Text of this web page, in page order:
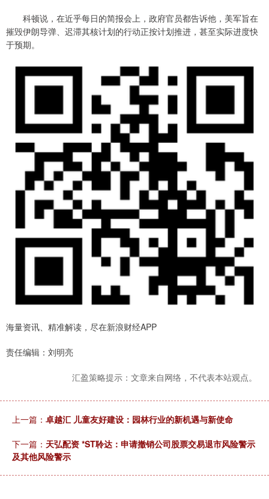
科顿说，在近乎每日的简报会上，政府官员都告诉他，美军旨在
摧毁伊朗导弹、迟滞其核计划的行动正按计划推进，甚至实际进度快
于预期。
海量资讯、精准解读，尽在新浪财经APP
责任编辑：刘明亮
汇盈策略提示：文章来自网络，不代表本站观点。
上一篇： 卓越汇 儿童友好建设：园林行业的新机遇与新使命
下一篇： 天弘配资 *ST聆达：申请撤销公司股票交易退市风险警示
及其他风险警示